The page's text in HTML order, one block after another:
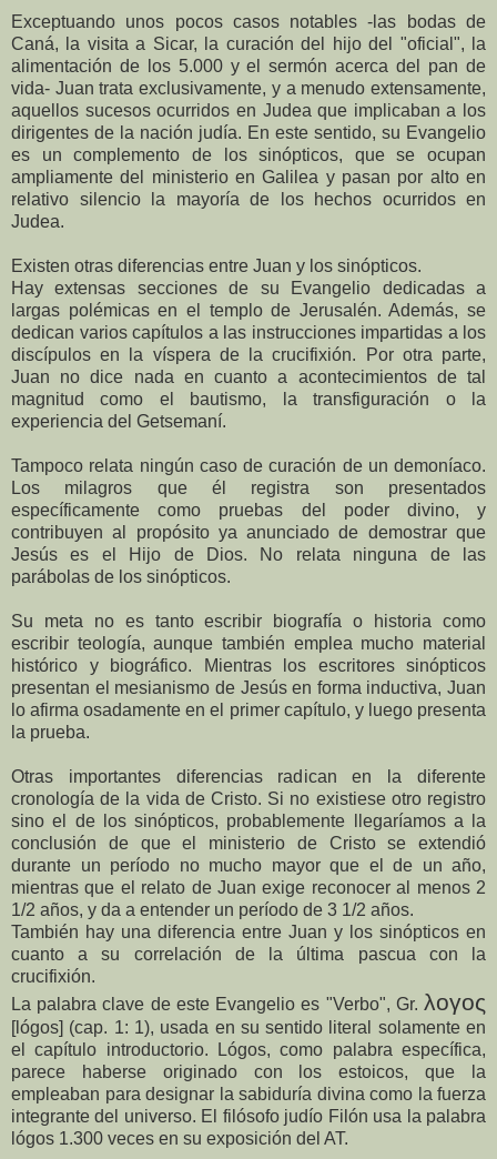
Exceptuando unos pocos casos notables -las bodas de
Caná, la visita a Sicar, la curación del hijo del "oficial", la
alimentación de los 5.000 y el sermón acerca del pan de
vida- Juan trata exclusivamente, y a menudo extensamente,
aquellos sucesos ocurridos en Judea que implicaban a los
dirigentes de la nación judía. En este sentido, su Evangelio
es un complemento de los sinópticos, que se ocupan
ampliamente del ministerio en Galilea y pasan por alto en
relativo silencio la mayoría de los hechos ocurridos en
Judea.
Existen otras diferencias entre Juan y los sinópticos.
Hay extensas secciones de su Evangelio dedicadas a
largas polémicas en el templo de Jerusalén. Además, se
dedican varios capítulos a las instrucciones impartidas a los
discípulos en la víspera de la crucifixión. Por otra parte,
Juan no dice nada en cuanto a acontecimientos de tal
magnitud como el bautismo, la transfiguración o la
experiencia del Getsemaní.
Tampoco relata ningún caso de curación de un demoníaco.
Los milagros que él registra son presentados
específicamente como pruebas del poder divino, y
contribuyen al propósito ya anunciado de demostrar que
Jesús es el Hijo de Dios. No relata ninguna de las
parábolas de los sinópticos.
Su meta no es tanto escribir biografía o historia como
escribir teología, aunque también emplea mucho material
histórico y biográfico. Mientras los escritores sinópticos
presentan el mesianismo de Jesús en forma inductiva, Juan
lo afirma osadamente en el primer capítulo, y luego presenta
la prueba.
Otras importantes diferencias radican en la diferente
cronología de la vida de Cristo. Si no existiese otro registro
sino el de los sinópticos, probablemente llegaríamos a la
conclusión de que el ministerio de Cristo se extendió
durante un período no mucho mayor que el de un año,
mientras que el relato de Juan exige reconocer al menos 2
1/2 años, y da a entender un período de 3 1/2 años.
También hay una diferencia entre Juan y los sinópticos en
cuanto a su correlación de la última pascua con la
crucifixión.
La palabra clave de este Evangelio es "Verbo", Gr. λογος
[lógos] (cap. 1: 1), usada en su sentido literal solamente en
el capítulo introductorio. Lógos, como palabra específica,
parece haberse originado con los estoicos, que la
empleaban para designar la sabiduría divina como la fuerza
integrante del universo. El filósofo judío Filón usa la palabra
lógos 1.300 veces en su exposición del AT.